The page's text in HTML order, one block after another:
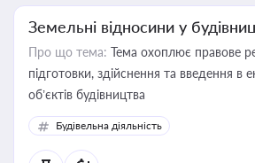
Земельні відносини у
Про що тема: Тема охоплює правове
підготовки, здійснення та введення в
об’єктів будівництва
Будівельна діяльність